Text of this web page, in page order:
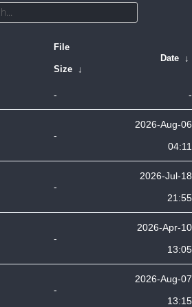
File
Size ↓
Date ↓
- -
-
2026-Aug-06
04:11
-
2026-Jul-18
21:55
-
2026-Apr-10
13:05
-
2026-Aug-07
13:15